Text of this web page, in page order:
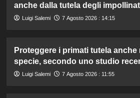
anche dalla tutela degli
Luigi Salemi 7 Agosto 2026 : 14:15
Proteggere i primati tutela anche
specie, secondo uno studio
Luigi Salemi 7 Agosto 2026 : 11:55